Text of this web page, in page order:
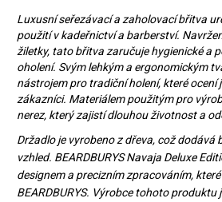
Luxusní seřezávací a zaholovací břitva
použití v kadeřnictví a barberství.
žiletky, tato břitva zaručuje hygienické a
oholení. Svým lehkým a ergonomickým
nástrojem pro tradiční holení, které ocení
zákazníci. Materiálem použitým pro
nerez, který zajistí dlouhou životnost a
Držadlo je vyrobeno z dřeva, což dodává
vzhled. BEARDBURYS Navaja Deluxe
designem a precizním zpracováním,
BEARDBURYS. Výrobce tohoto